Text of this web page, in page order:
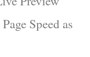
Speed as